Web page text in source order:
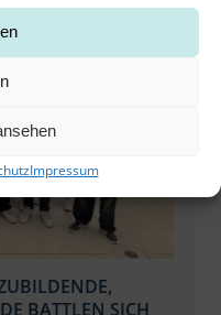
Impressum
BATTLEN SICH